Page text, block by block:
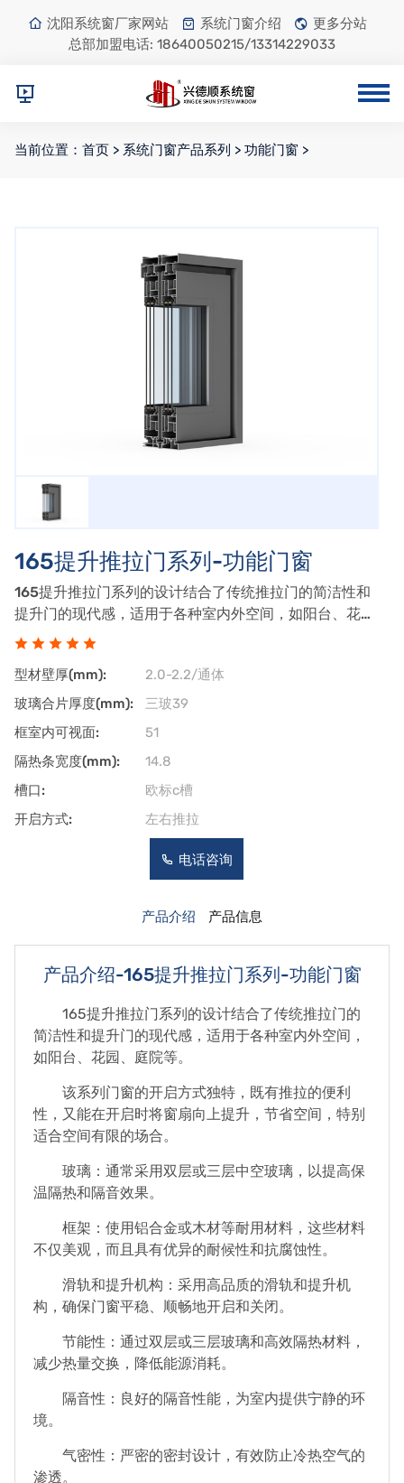
沈阳系统窗厂家网站 系统门窗介绍
更多分站
总部加盟电话: 18640050215/13314229033
当前位置： 首页 > 系统门窗产品系列 > 功能门窗 >
165提升推拉门系列-功能门窗
165提升推拉门系列的设计结合了传统推拉门的简洁性和
提升门的现代感，适用于各种室内外空间，如阳台、花
园、庭院等。该系列门窗的开启方式独特，既有推拉的便
合空间有限的场合。玻璃：通常采用双层或三
型材壁厚(mm):
2.0-2.2/通体
玻璃合片厚度(mm):
三玻39
框室内可视面:
51
隔热条宽度(mm):
14.8
槽口:
欧标c槽
开启方式:
左右推拉
电话咨询
产品介绍 产品信息
产品介绍-165提升推拉门系列-功能门窗
165提升推拉门系列的设计结合了传统推拉门的
简洁性和提升门的现代感，适用于各种室内外空间，
如阳台、花园、庭院等。
该系列门窗的开启方式独特，既有推拉的便利
性，又能在开启时将窗扇向上提升，节省空间，特别
适合空间有限的场合。
玻璃：通常采用双层或三层中空玻璃，以提高保
温隔热和隔音效果。
框架：使用铝合金或木材等耐用材料，这些材料
不仅美观，而且具有优异的耐候性和抗腐蚀性。
滑轨和提升机构：采用高品质的滑轨和提升机
构，确保门窗平稳、顺畅地开启和关闭。
节能性：通过双层或三层玻璃和高效隔热材料，
减少热量交换，降低能源消耗。
隔音性：良好的隔音性能，为室内提供宁静的环
境。
气密性：严密的密封设计，有效防止冷热空气的
渗透。